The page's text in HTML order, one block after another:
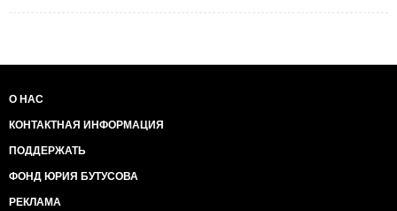
О НАС
КОНТАКТНАЯ ИНФОРМАЦИЯ
ПОДДЕРЖАТЬ
ФОНД ЮРИЯ БУТУСОВА
РЕКЛАМА